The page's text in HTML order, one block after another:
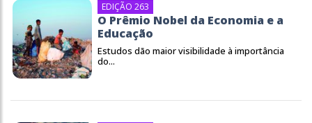
EDIÇÃO 263
O Prêmio Nobel da Economia e a
Educação
Estudos dão maior visibilidade à importância
do...